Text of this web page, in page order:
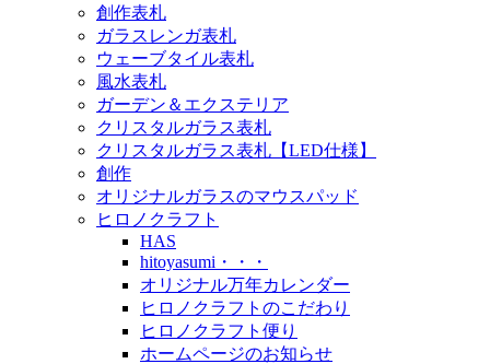
創作表札
ガラスレンガ表札
ウェーブタイル表札
風水表札
ガーデン＆エクステリア
クリスタルガラス表札
クリスタルガラス表札【LED仕様】
創作
オリジナルガラスのマウスパッド
ヒロノクラフト
HAS
hitoyasumi・・・
オリジナル万年カレンダー
ヒロノクラフトのこだわり
ヒロノクラフト便り
ホームページのお知らせ